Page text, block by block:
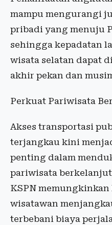
mampu mengurangi
pribadi yang menuju
sehingga kepadatan
wisata selatan dapat
akhir pekan dan
Perkuat Pariwisata
Akses transportasi
terjangkau kini
penting dalam
pariwisata
KSPN
wisatawan
terbebani biaya